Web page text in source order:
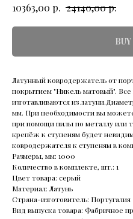
10363,00 р. 24140,00р.
Латунный ковродержатель от
покрытием "Никель матовый".
изготавливаются из
мм. При необходимости вы
при помощи пилы по металлу или
крепёж к ступеням будет
ковродержателя к ступеням в
Размеры, мм: 1000
Количество в комплекте, шт.: 1
Цвет товара: серый
Материал: Латунь
Страна-изготовитель: Португалия
Вид выпуска товара: Фабричное